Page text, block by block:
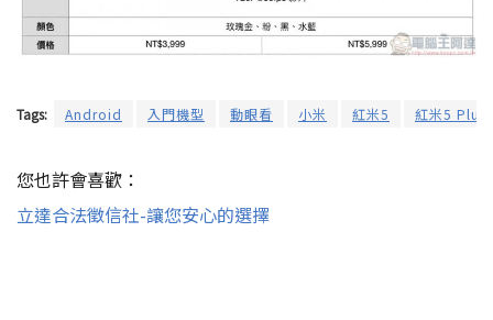
Tags: Android 入門機型 動眼看 小米 紅米5 紅米5 Plus
您也許會喜歡：
立達合法徵信社-讓您安心的選擇